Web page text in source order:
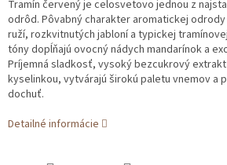
Tramín červený je celosvetovo jednou z
odrôd. Pôvabný charakter aromatickej
ruží, rozkvitnutých jabloní a typickej
tóny dopĺňajú ovocný nádych mandarínok a
Príjemná sladkosť, vysoký bezcukrový
kyselinkou, vytvárajú širokú paletu vnemov a
dochuť.
Detailné informácie